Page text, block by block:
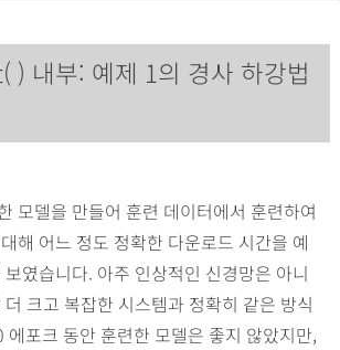
내부: 예제 1의 경사 하강법
모델을 만들어 훈련 데이터에서 훈련하여
해 어느 정도 정확한 다운로드 시간을 예
였습니다. 아주 인상적인 신경망은 아니
크고 복잡한 시스템과 정확히 같은 방식
에포크 동안 훈련한 모델은 좋지 않았지만,